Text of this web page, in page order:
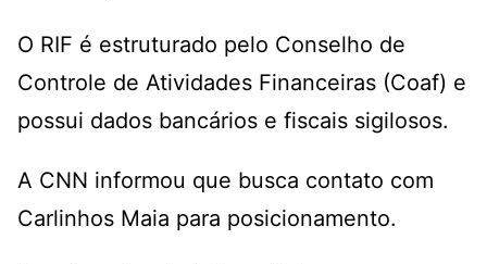
O RIF é estruturado pelo Conselho de
Controle de Atividades Financeiras (Coaf) e
possui dados bancários e fiscais sigilosos.
A CNN informou que busca contato com
Carlinhos Maia para posicionamento.